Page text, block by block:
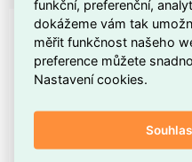
funkční, preferenční,
dokážeme vám tak
měřit funkčnost našeho
preference můžete
Nastavení cookies.